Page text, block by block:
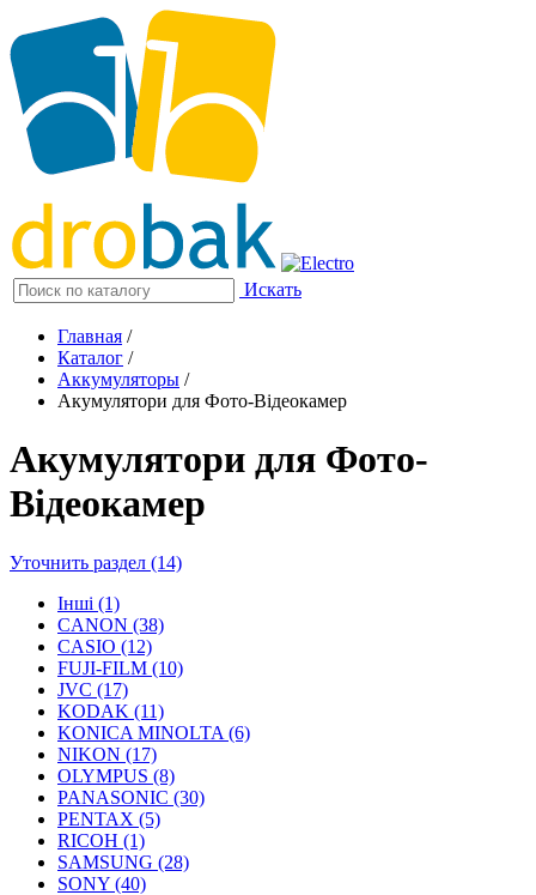
Искать
Главная /
Каталог /
Аккумуляторы /
Акумулятори для Фото-Відеокамер
Акумулятори для Фото-
Відеокамер
Уточнить раздел (14)
Інші (1)
CANON (38)
CASIO (12)
FUJI-FILM (10)
JVC (17)
KODAK (11)
KONICA MINOLTA (6)
NIKON (17)
OLYMPUS (8)
PANASONIC (30)
PENTAX (5)
RICOH (1)
SAMSUNG (28)
SONY (40)